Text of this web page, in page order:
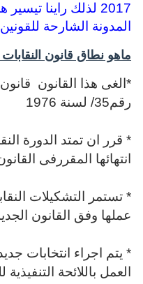
2017 لذلك راينا
المدونة الشارحة للقونين
ماهو نطاق قانون
*الغى هذا القانون قانون
رقم35/ لسنة 1976
* قرر ان تمتد الدورة
انتهائها المقررفى
* تستمر التشكيلات
عملها وفق القانون
العمل باللائحة التنفيذية